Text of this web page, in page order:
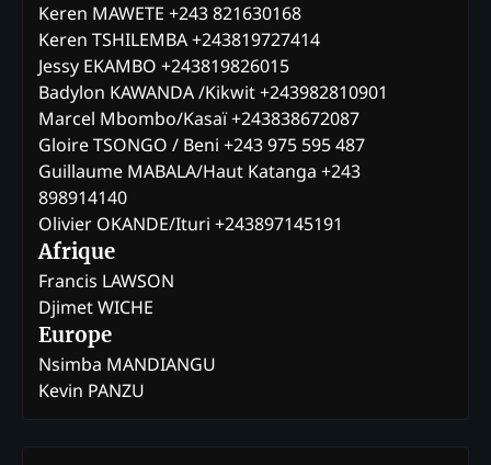
Keren MAWETE +243 821630168
Keren TSHILEMBA +243819727414
Jessy EKAMBO +243819826015
Badylon KAWANDA /Kikwit +243982810901
Marcel Mbombo/Kasaï +243838672087
Gloire TSONGO / Beni +243 975 595 487
Guillaume MABALA/Haut Katanga +243
898914140
Olivier OKANDE/Ituri +243897145191
Afrique
Francis LAWSON
Djimet WICHE
Europe
Nsimba MANDIANGU
Kevin PANZU